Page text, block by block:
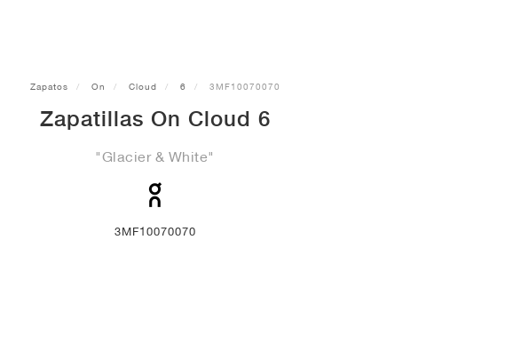
Zapatos On Cloud 6 3MF10070070
Zapatillas On Cloud 6
"Glacier & White"
3MF10070070